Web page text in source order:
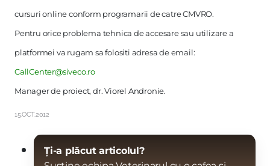
cursuri online conform programarii de catre CMVRO.
Pentru orice problema tehnica de accesare sau utilizare a
platformei va rugam sa folositi adresa de email:
CallCenter@siveco.ro
Manager de proiect, dr. Viorel Andronie.
15.OCT.2012
Ți-a plăcut articolul?